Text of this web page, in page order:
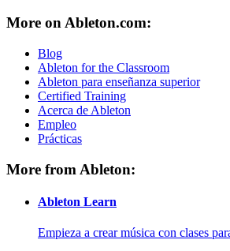
More on Ableton.com:
Blog
Ableton for the Classroom
Ableton para enseñanza superior
Certified Training
Acerca de Ableton
Empleo
Prácticas
More from Ableton:
Ableton Learn
Empieza a crear música con clases